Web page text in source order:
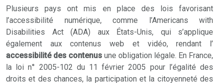
Plusieurs pays ont mis en place des lois favorisant
l’accessibilité numérique, comme l’Americans with
Disabilities Act (ADA) aux États-Unis, qui s’applique
également aux contenus web et vidéo, rendant l’
accessibilité des contenus une obligation légale. En France,
la loi n° 2005-102 du 11 février 2005 pour l’égalité des
droits et des chances, la participation et la citoyenneté des